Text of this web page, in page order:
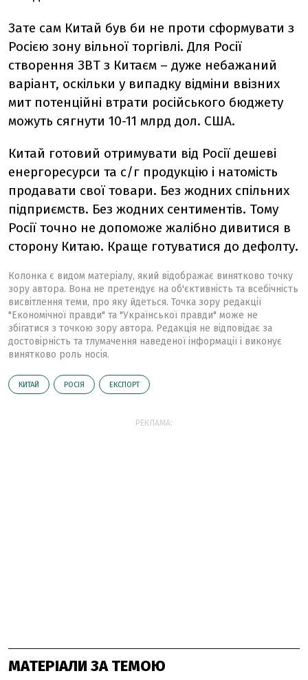
Зате сам Китай був би не проти сформувати з
Росією зону вільної торгівлі. Для Росії
створення ЗВТ з Китаєм – дуже небажаний
варіант, оскільки у випадку відміни ввізних
мит потенційні втрати російського бюджету
можуть сягнути 10-11 млрд дол. США.
Китай готовий отримувати від Росії дешеві
енергоресурси та с/г продукцію і натомість
продавати свої товари. Без жодних спільних
підприємств. Без жодних сентиментів. Тому
Росії точно не допоможе жалібно дивитися в
сторону Китаю. Краще готуватися до дефолту.
Колонка є видом матеріалу, який відображає винятково точку
зору автора. Вона не претендує на об'єктивність та всебічність
висвітлення теми, про яку йдеться. Точка зору редакції
"Економічної правди" та "Української правди" може не
збігатися з точкою зору автора. Редакція не відповідає за
достовірність та тлумачення наведеної інформації і виконує
винятково роль носія.
КИТАЙ РОСІЯ ЕКСПОРТ
РЕКЛАМА:
МАТЕРІАЛИ ЗА ТЕМОЮ